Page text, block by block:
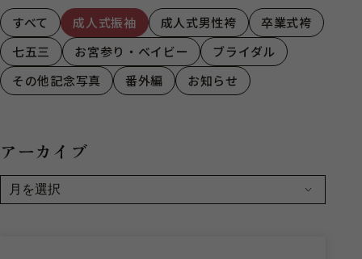
すべて 成人式振袖 成人式男性袴
卒業式袴
七五三
お宮参り・ベイビー
ブライダル
その他記念写真
番外編 お知らせ
アーカイブ